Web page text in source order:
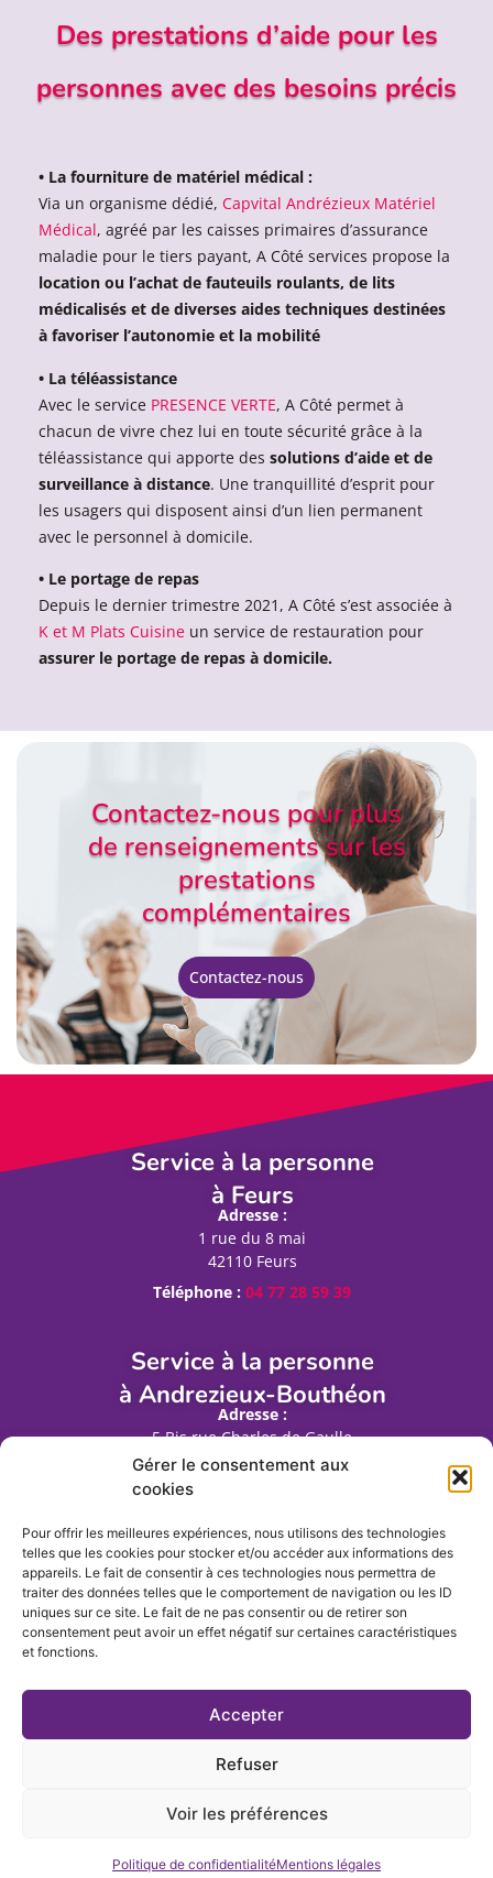
Gérer le consentement aux
cookies
Pour offrir les meilleures expériences, nous utilisons des technologies
telles que les cookies pour stocker et/ou accéder aux informations des
appareils. Le fait de consentir à ces technologies nous permettra de
traiter des données telles que le comportement de navigation ou les ID
uniques sur ce site. Le fait de ne pas consentir ou de retirer son
consentement peut avoir un effet négatif sur certaines caractéristiques
et fonctions.
Accepter
Refuser
Voir les préférences
Politique de confidentialitéMentions légales
Des prestations d’aide pour les
personnes avec des besoins précis
• La fourniture de matériel médical :
Via un organisme dédié, Capvital Andrézieux Matériel
Médical, agréé par les caisses primaires d’assurance
maladie pour le tiers payant, A Côté services propose la
location ou l’achat de fauteuils roulants, de lits
médicalisés et de diverses aides techniques destinées
à favoriser l’autonomie et la mobilité
• La téléassistance
Avec le service PRESENCE VERTE, A Côté permet à
chacun de vivre chez lui en toute sécurité grâce à la
téléassistance qui apporte des solutions d’aide et de
surveillance à distance. Une tranquillité d’esprit pour
les usagers qui disposent ainsi d’un lien permanent
avec le personnel à domicile.
• Le portage de repas
Depuis le dernier trimestre 2021, A Côté s’est associée à
K et M Plats Cuisine un service de restauration pour
assurer le portage de repas à domicile.
Contactez-nous pour plus
de renseignements sur les
prestations
complémentaires
Contactez-nous
Mentions légales Politique de confidentialité
Service à la personne
à Andrezieux-Bouthéon
Adresse :
5 Bis rue Charles de Gaulle
42160 Andrézieux Bouthéon
Téléphone :
Service à la personne
à Feurs
Adresse :
1 rue du 8 mai
42110 Feurs
Téléphone : 04 77 28 59 39